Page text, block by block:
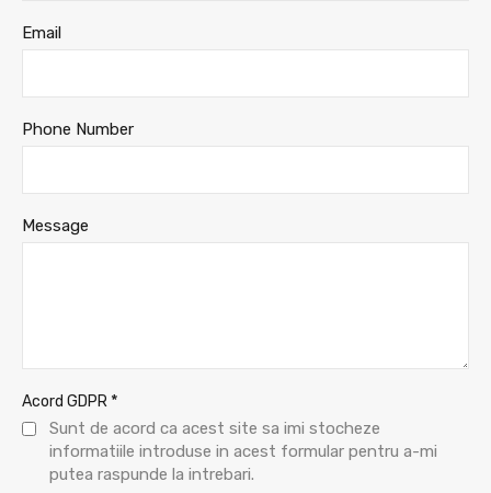
Email
Phone Number
Message
Acord GDPR *
Sunt de acord ca acest site sa imi stocheze
informatiile introduse in acest formular pentru a-mi
putea raspunde la intrebari.